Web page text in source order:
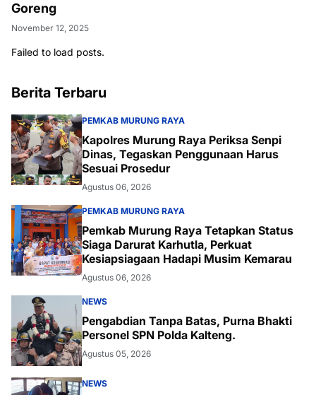
Goreng
November 12, 2025
Failed to load posts.
Berita Terbaru
PEMKAB MURUNG RAYA
Kapolres Murung Raya Periksa Senpi
Dinas, Tegaskan Penggunaan Harus
Sesuai Prosedur
Agustus 06, 2026
PEMKAB MURUNG RAYA
Pemkab Murung Raya Tetapkan Status
Siaga Darurat Karhutla, Perkuat
Kesiapsiagaan Hadapi Musim Kemarau
Agustus 06, 2026
NEWS
Pengabdian Tanpa Batas, Purna Bhakti
Personel SPN Polda Kalteng.
Agustus 05, 2026
NEWS